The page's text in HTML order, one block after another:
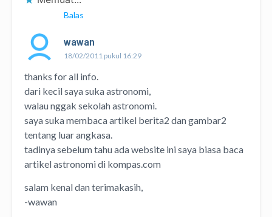
Balas
wawan
18/02/2011 pukul 16:29
thanks for all info.
dari kecil saya suka astronomi,
walau nggak sekolah astronomi.
saya suka membaca artikel berita2 dan gambar2
tentang luar angkasa.
tadinya sebelum tahu ada website ini saya biasa baca
artikel astronomi di kompas.com
salam kenal dan terimakasih,
-wawan